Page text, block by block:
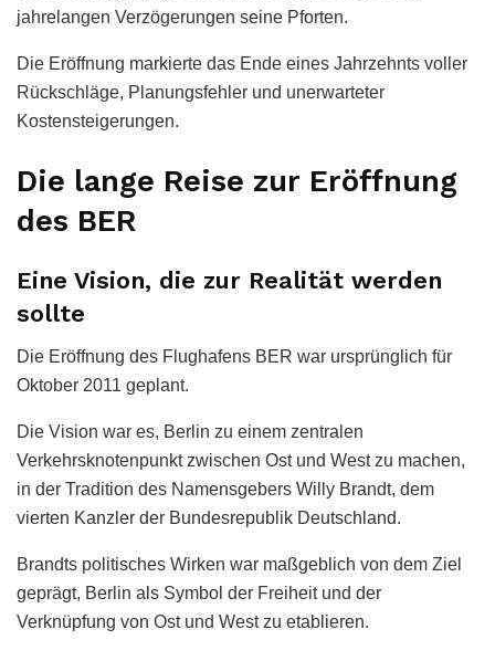
jahrelangen Verzögerungen seine Pforten.
Die Eröffnung markierte das Ende eines Jahrzehnts voller
Rückschläge, Planungsfehler und unerwarteter
Kostensteigerungen.
Die lange Reise zur Eröffnung
des BER
Eine Vision, die zur Realität werden
sollte
Die Eröffnung des Flughafens BER war ursprünglich für
Oktober 2011 geplant.
Die Vision war es, Berlin zu einem zentralen
Verkehrsknotenpunkt zwischen Ost und West zu machen,
in der Tradition des Namensgebers Willy Brandt, dem
vierten Kanzler der Bundesrepublik Deutschland.
Brandts politisches Wirken war maßgeblich von dem Ziel
geprägt, Berlin als Symbol der Freiheit und der
Verknüpfung von Ost und West zu etablieren.